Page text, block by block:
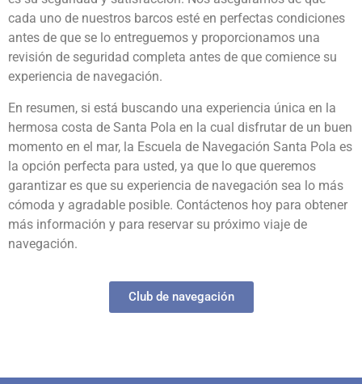
cada uno de nuestros barcos esté en perfectas condiciones
antes de que se lo entreguemos y proporcionamos una
revisión de seguridad completa antes de que comience su
experiencia de navegación.
En resumen, si está buscando una experiencia única en la
hermosa costa de Santa Pola en la cual disfrutar de un buen
momento en el mar, la Escuela de Navegación Santa Pola es
la opción perfecta para usted, ya que lo que queremos
garantizar es que su experiencia de navegación sea lo más
cómoda y agradable posible. Contáctenos hoy para obtener
más información y para reservar su próximo viaje de
navegación.
Club de navegación